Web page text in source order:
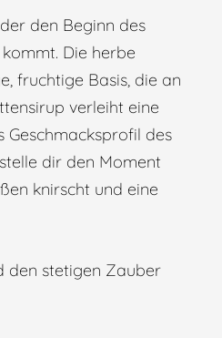
den Beginn des
Die herbe
fruchtige Basis, die an
verleiht eine
Geschmacksprofil des
dir den Moment
knirscht und eine
den stetigen Zauber